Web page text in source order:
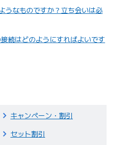
うなものですか？立ち会いは必
続はどのようにすればよいです
キャンペーン・割引
セット割引